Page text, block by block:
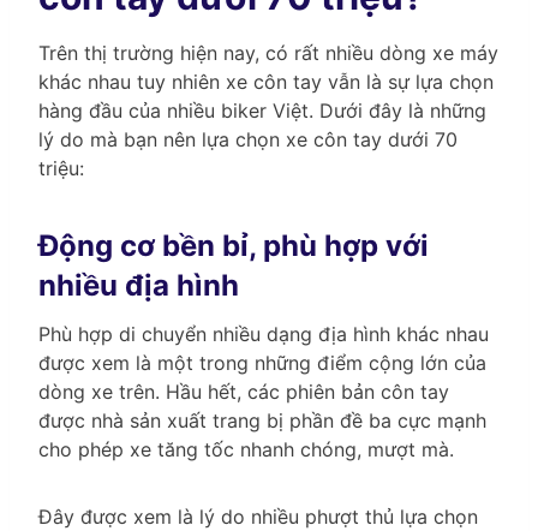
Trên thị trường hiện nay, có rất nhiều dòng xe máy
khác nhau tuy nhiên xe côn tay vẫn là sự lựa chọn
hàng đầu của nhiều biker Việt. Dưới đây là những
lý do mà bạn nên lựa chọn xe côn tay dưới 70
triệu:
Động cơ bền bỉ, phù hợp với
nhiều địa hình
Phù hợp di chuyển nhiều dạng địa hình khác nhau
được xem là một trong những điểm cộng lớn của
dòng xe trên. Hầu hết, các phiên bản côn tay
được nhà sản xuất trang bị phần đề ba cực mạnh
cho phép xe tăng tốc nhanh chóng, mượt mà.
Đây được xem là lý do nhiều phượt thủ lựa chọn